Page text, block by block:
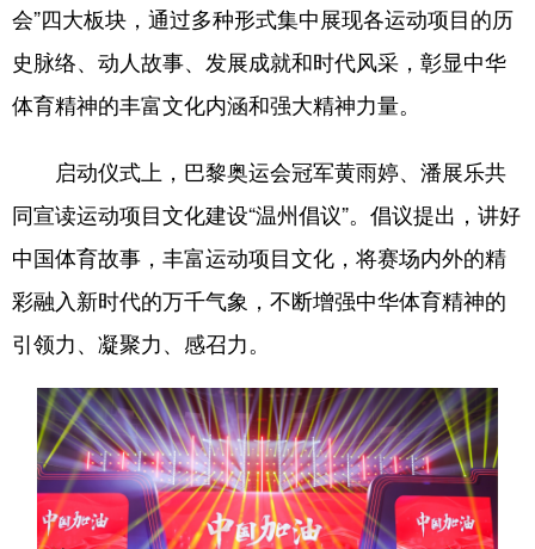
会”四大板块，通过多种形式集中展现各运动项目的历
史脉络、动人故事、发展成就和时代风采，彰显中华
体育精神的丰富文化内涵和强大精神力量。
启动仪式上，巴黎奥运会冠军黄雨婷、潘展乐共
同宣读运动项目文化建设“温州倡议”。倡议提出，讲好
中国体育故事，丰富运动项目文化，将赛场内外的精
彩融入新时代的万千气象，不断增强中华体育精神的
引领力、凝聚力、感召力。